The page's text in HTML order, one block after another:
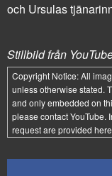
och Ursulas
Stillbild från
Copyright Notice:All
unless otherwise stated.
and only embedded on
please contact YouTube.
request are provided here